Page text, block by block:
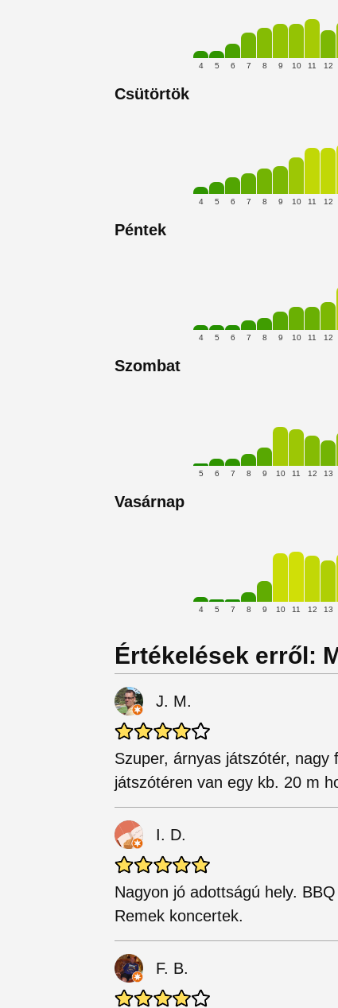
4 5 6 7 8 9 10 11 12
Csütörtök
4 5 6 7 8 9 10 11 12
Péntek
4 5 6 7 8 9 10 11 12
Szombat
5 6 7 8 9 10 11 12 13
Vasárnap
4 5 7 8 9 10 11 12 13
Értékelések erről:
J. M.
Szuper, árnyas játszótér,
játszótéren van egy kb. 20 m
I. D.
Nagyon jó adottságú hely.
Remek koncertek.
F. B.